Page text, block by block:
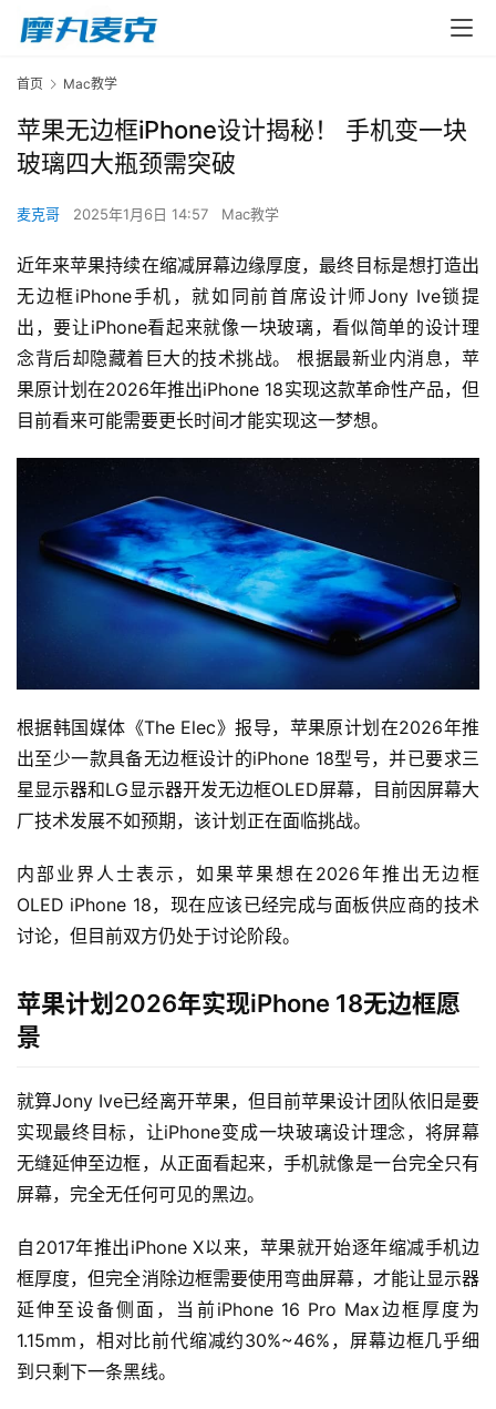
首页 Mac教学
苹果无边框iPhone设计揭秘！ 手机变一块
玻璃四大瓶颈需突破
麦克哥 2025年1月6日 14:57 Mac教学
近年来苹果持续在缩减屏幕边缘厚度，最终目标是想打造出
无边框iPhone手机，就如同前首席设计师Jony Ive锁提
出，要让iPhone看起来就像一块玻璃，看似简单的设计理
念背后却隐藏着巨大的技术挑战。 根据最新业内消息，苹
果原计划在2026年推出iPhone 18实现这款革命性产品，但
目前看来可能需要更长时间才能实现这一梦想。
根据韩国媒体《The Elec》报导，苹果原计划在2026年推
出至少一款具备无边框设计的iPhone 18型号，并已要求三
星显示器和LG显示器开发无边框OLED屏幕，目前因屏幕大
厂技术发展不如预期，该计划正在面临挑战。
内部业界人士表示，如果苹果想在2026年推出无边框
OLED iPhone 18，现在应该已经完成与面板供应商的技术
讨论，但目前双方仍处于讨论阶段。
苹果计划2026年实现iPhone 18无边框愿
景
就算Jony Ive已经离开苹果，但目前苹果设计团队依旧是要
实现最终目标，让iPhone变成一块玻璃设计理念，将屏幕
无缝延伸至边框，从正面看起来，手机就像是一台完全只有
屏幕，完全无任何可见的黑边。
自2017年推出iPhone X以来，苹果就开始逐年缩减手机边
框厚度，但完全消除边框需要使用弯曲屏幕，才能让显示器
延伸至设备侧面，当前iPhone 16 Pro Max边框厚度为
1.15mm，相对比前代缩减约30%~46%，屏幕边框几乎细
到只剩下一条黑线。